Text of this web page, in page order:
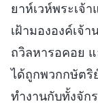
ยาห์เวห์พระเจ้
เฝ้ามององค์เจ้
ถวิลหารอคอย
ได้ถูกพวกกษัตริ
ทำงานกับทั้งจัก